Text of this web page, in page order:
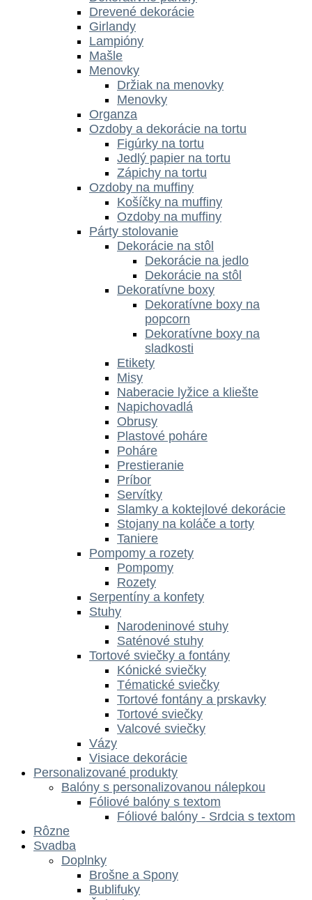
Drevené dekorácie
Girlandy
Lampióny
Mašle
Menovky
Držiak na menovky
Menovky
Organza
Ozdoby a dekorácie na tortu
Figúrky na tortu
Jedlý papier na tortu
Zápichy na tortu
Ozdoby na muffiny
Košíčky na muffiny
Ozdoby na muffiny
Párty stolovanie
Dekorácie na stôl
Dekorácie na jedlo
Dekorácie na stôl
Dekoratívne boxy
Dekoratívne boxy na
popcorn
Dekoratívne boxy na
sladkosti
Etikety
Misy
Naberacie lyžice a kliešte
Napichovadlá
Obrusy
Plastové poháre
Poháre
Prestieranie
Príbor
Servítky
Slamky a koktejlové dekorácie
Stojany na koláče a torty
Taniere
Pompomy a rozety
Pompomy
Rozety
Serpentíny a konfety
Stuhy
Narodeninové stuhy
Saténové stuhy
Tortové sviečky a fontány
Kónické sviečky
Tématické sviečky
Tortové fontány a prskavky
Tortové sviečky
Valcové sviečky
Vázy
Visiace dekorácie
Personalizované produkty
Balóny s personalizovanou nálepkou
Fóliové balóny s textom
Fóliové balóny - Srdcia s textom
Rôzne
Svadba
Doplnky
Brošne a Spony
Bublifuky